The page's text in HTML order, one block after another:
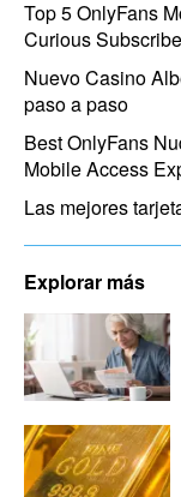
Top 5 OnlyFans
Curious
Nuevo Casino
paso a paso
Best OnlyFans
Mobile Access
Las mejores
Explorar más